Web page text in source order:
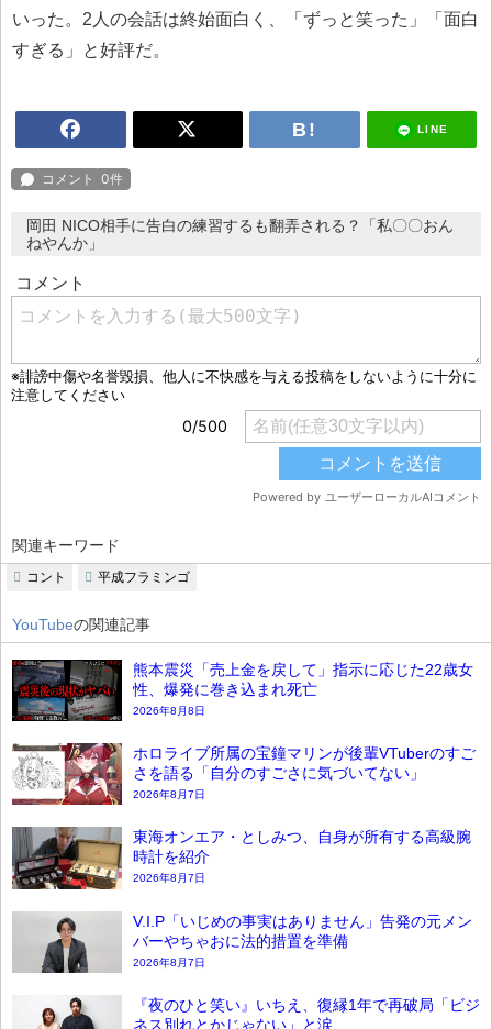
いった。2人の会話は終始面白く、「ずっと笑った」「面白
すぎる」と好評だ。
LINE
岡田 NICO相手に告白の練習するも翻弄される？「私〇〇おん
ねやんか」
関連キーワード
コント 平成フラミンゴ
YouTubeの関連記事
熊本震災「売上金を戻して」指示に応じた22歳女
性、爆発に巻き込まれ死亡
2026年8月8日
ホロライブ所属の宝鐘マリンが後輩VTuberのすご
さを語る「自分のすごさに気づいてない」
2026年8月7日
東海オンエア・としみつ、自身が所有する高級腕
時計を紹介
2026年8月7日
V.I.P「いじめの事実はありません」告発の元メン
バーやちゃおに法的措置を準備
2026年8月7日
『夜のひと笑い』いちえ、復縁1年で再破局「ビジ
ネス別れとかじゃない」と涙